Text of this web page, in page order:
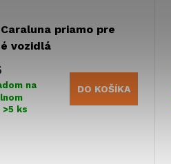
priamo pre
vozidlá
na
>5 ks
DO KOŠÍKA